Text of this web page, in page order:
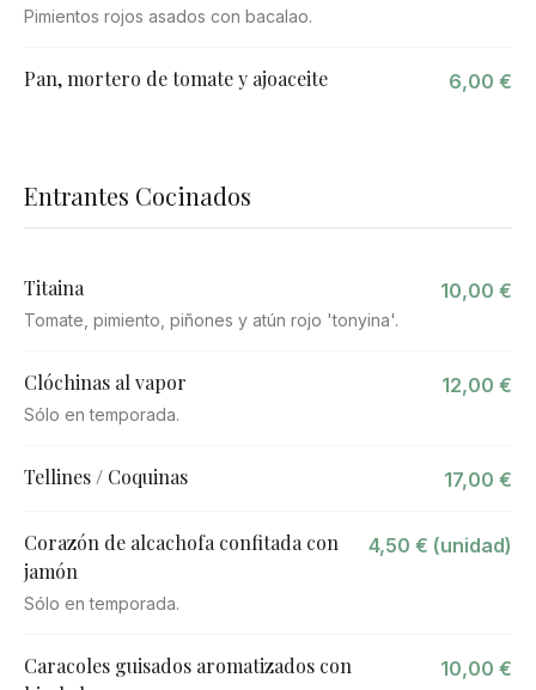
Pimientos rojos asados con bacalao.
Pan, mortero de tomate y ajoaceite 6,00 €
Entrantes Cocinados
Titaina
Tomate, pimiento, piñones y atún rojo 'tonyina'.
10,00 €
Clóchinas al vapor
Sólo en temporada.
12,00 €
Tellines / Coquinas 17,00 €
Corazón de alcachofa confitada con
jamón
Sólo en temporada.
4,50 € (unidad)
Caracoles guisados aromatizados con
10,00 €